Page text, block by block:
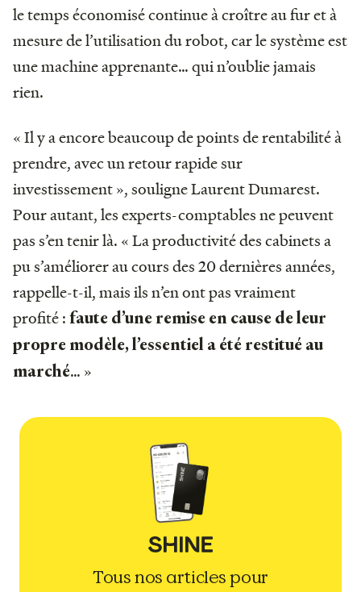
le temps économisé continue à croître au fur et à
mesure de l’utilisation du robot, car le système est
une machine apprenante… qui n’oublie jamais
rien.
« Il y a encore beaucoup de points de rentabilité à
prendre, avec un retour rapide sur
investissement », souligne Laurent Dumarest.
Pour autant, les experts-comptables ne peuvent
pas s’en tenir là. « La productivité des cabinets a
pu s’améliorer au cours des 20 dernières années,
rappelle-t-il, mais ils n’en ont pas vraiment
profité : faute d’une remise en cause de leur
propre modèle, l’essentiel a été restitué au
marché… »
Tous nos articles pour